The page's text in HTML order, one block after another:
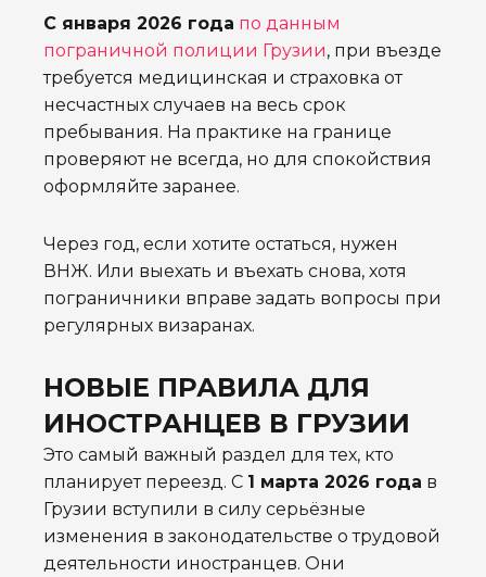
С января 2026 года по данным
пограничной полиции Грузии, при въезде
требуется медицинская и страховка от
несчастных случаев на весь срок
пребывания. На практике на границе
проверяют не всегда, но для спокойствия
оформляйте заранее.
Через год, если хотите остаться, нужен
ВНЖ. Или выехать и въехать снова, хотя
пограничники вправе задать вопросы при
регулярных визаранах.
НОВЫЕ ПРАВИЛА ДЛЯ
ИНОСТРАНЦЕВ В ГРУЗИИ
Это самый важный раздел для тех, кто
планирует переезд. С 1 марта 2026 года в
Грузии вступили в силу серьёзные
изменения в законодательстве о трудовой
деятельности иностранцев. Они